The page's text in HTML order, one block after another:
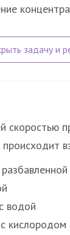
скоростью
водой
кислородом